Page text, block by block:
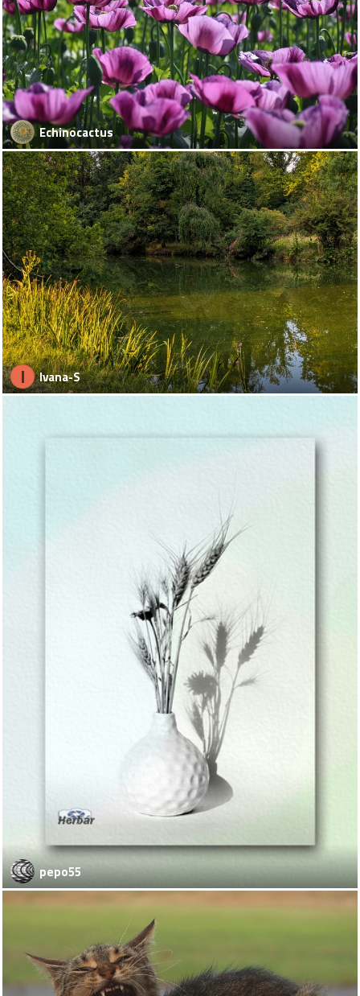
Echinocactus
I Ivana-S
pepo55